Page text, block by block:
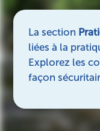
La section
liées à la
Explorez les
façon